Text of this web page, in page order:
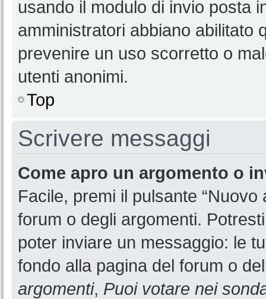
usando il modulo di invio posta
amministratori abbiano abilitato
prevenire un uso scorretto o
utenti anonimi.
Top
Scrivere messaggi
Come apro un argomento o
Facile, premi il pulsante
forum o degli argomenti.
poter inviare un messaggio: le
fondo alla pagina del forum o
argomenti, Puoi votare nei